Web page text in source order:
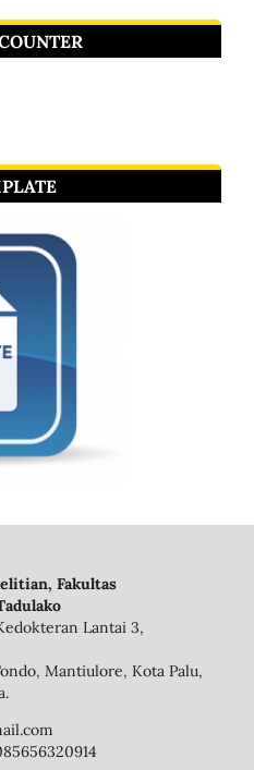
Fakultas
Lantai 3,
Mantiulore, Kota Palu,